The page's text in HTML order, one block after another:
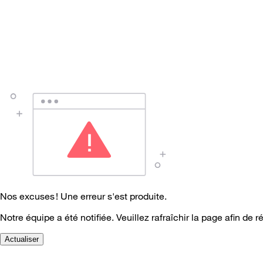
Nos excuses ! Une erreur s'est produite.
Notre équipe a été notifiée. Veuillez rafraîchir la page afin de
Actualiser